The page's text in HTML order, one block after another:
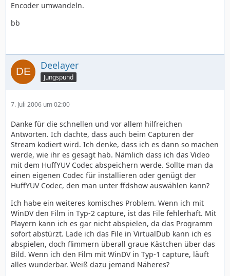
Encoder umwandeln.
bb
Deelayer
Jungspund
7. Juli 2006 um 02:00
Danke für die schnellen und vor allem hilfreichen
Antworten. Ich dachte, dass auch beim Capturen der
Stream kodiert wird. Ich denke, dass ich es dann so machen
werde, wie ihr es gesagt hab. Nämlich dass ich das Video
mit dem HuffYUV Codec abspeichern werde. Sollte man da
einen eigenen Codec für installieren oder genügt der
HuffYUV Codec, den man unter ffdshow auswählen kann?
Ich habe ein weiteres komisches Problem. Wenn ich mit
WinDV den Film in Typ-2 capture, ist das File fehlerhaft. Mit
Playern kann ich es gar nicht abspielen, da das Programm
sofort abstürzt. Lade ich das File in VirtualDub kann ich es
abspielen, doch flimmern überall graue Kästchen über das
Bild. Wenn ich den Film mit WinDV in Typ-1 capture, läuft
alles wunderbar. Weiß dazu jemand Näheres?